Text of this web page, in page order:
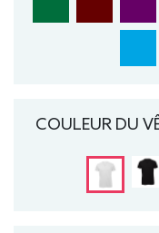
COULEUR DU